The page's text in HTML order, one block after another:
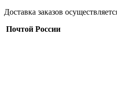
Доставка заказов
Почтой России